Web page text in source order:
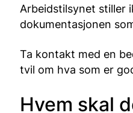
Arbeidstilsynet stiller
dokumentasjonen
Ta kontakt med en
tvil om hva som er
Hvem skal